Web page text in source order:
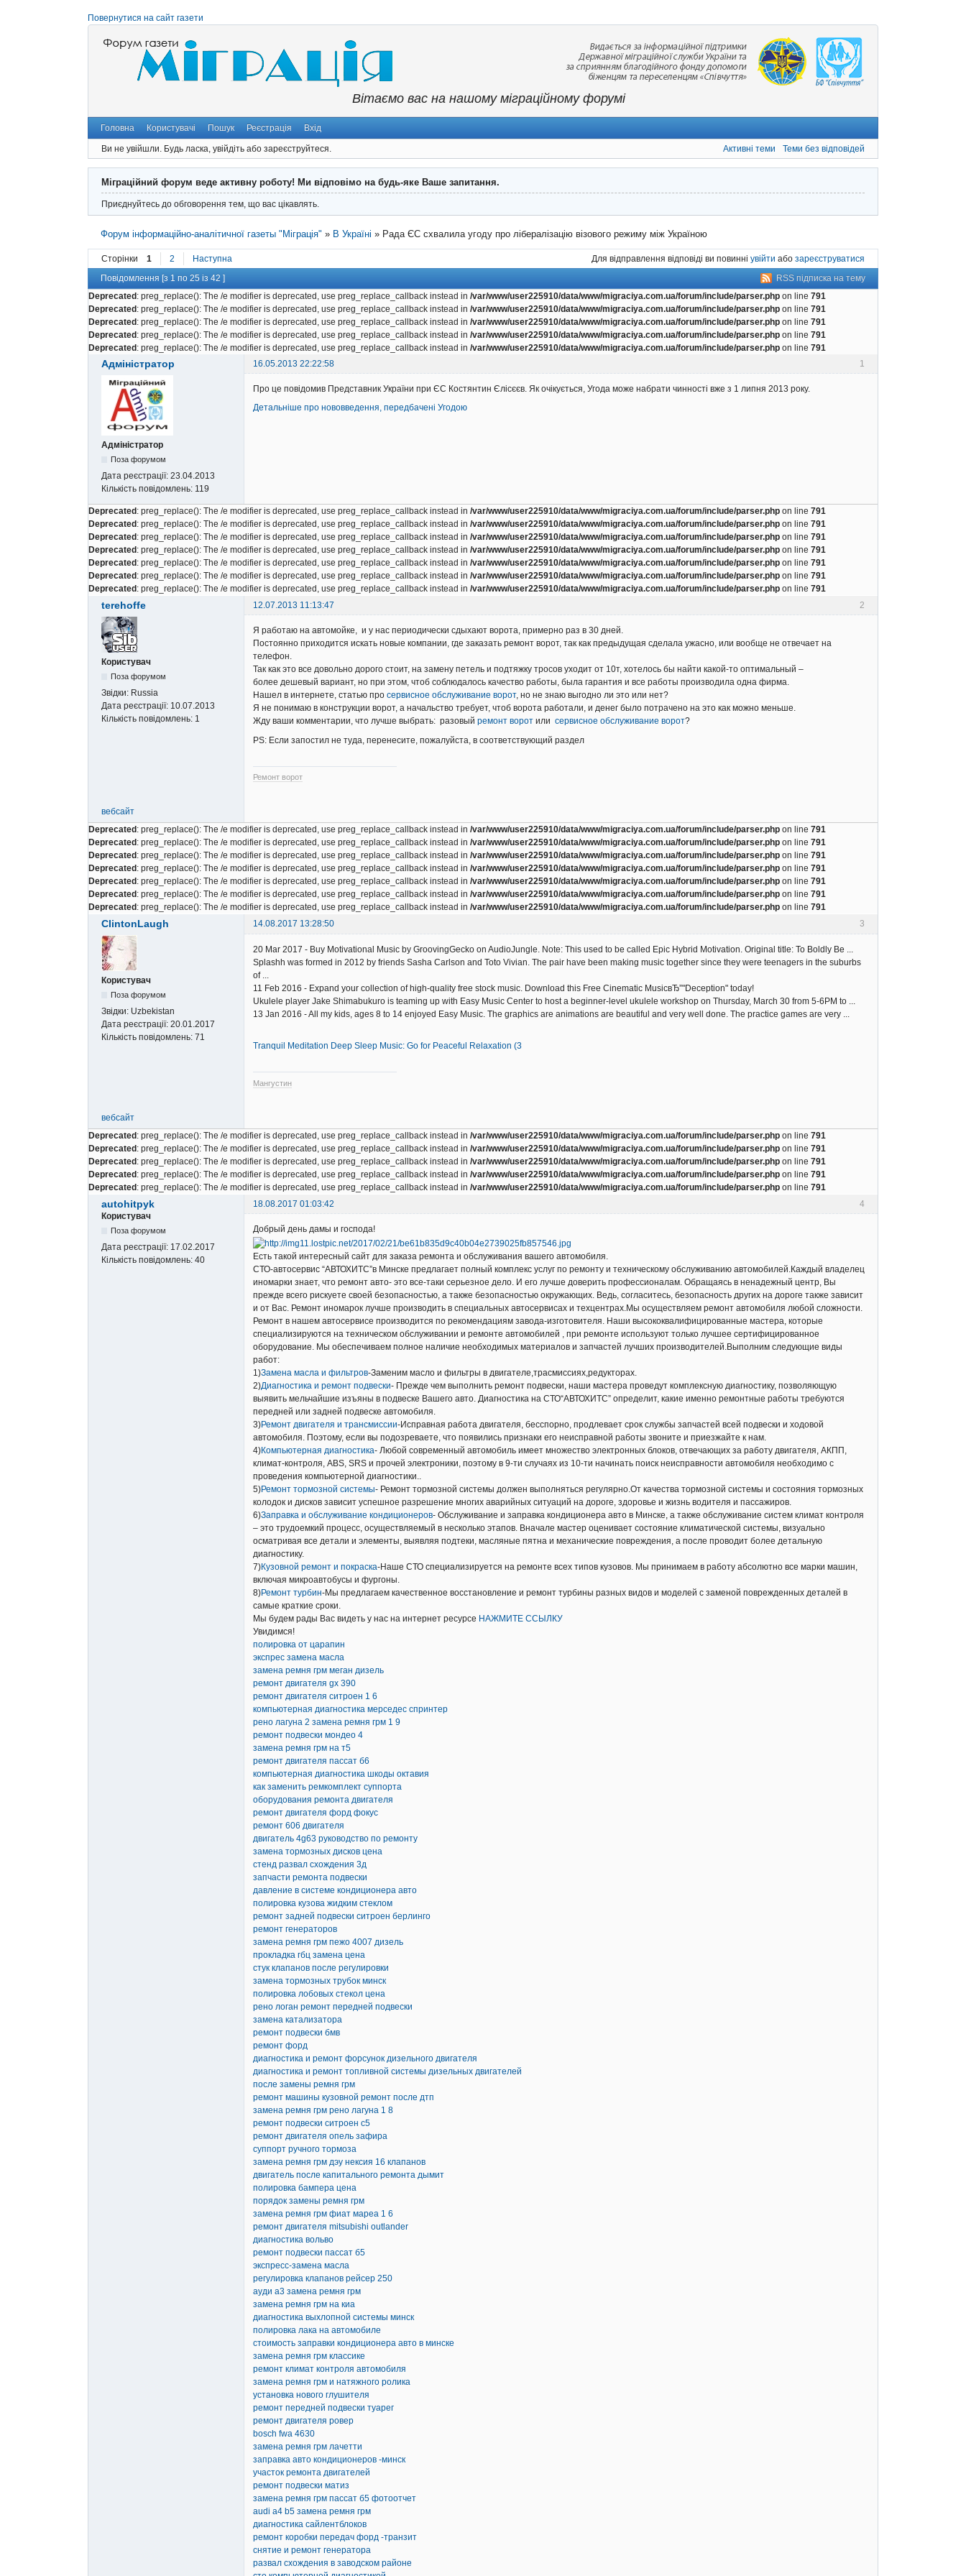
Повернутися на сайт газети
Вітаємо вас на нашому міграційному форумі
Головна Користувачі Пошук Реєстрація Вхід
Ви не увійшли. Будь ласка, увійдіть або зареєструйтеся. Активні теми Теми без відповідей
Міграційний форум веде активну роботу! Ми відповімо на будь-яке Ваше запитання.
Приєднуйтесь до обговорення тем, що вас цікавлять.
Форум інформаційно-аналітичної газеты "Міграція" » В Україні » Рада ЄС схвалила угоду про лібералізацію візового режиму між Україною
Сторінки 1 2 Наступна Для відправлення відповіді ви повинні увійти або зареєструватися
RSS підписка на тему
Повідомлення [з 1 по 25 із 42 ]
Deprecated: preg_replace(): The /e modifier is deprecated, use preg_replace_callback instead in /var/www/user225910/data/www/migraciya.com.ua/forum/include/parser.php on line 791
Deprecated: preg_replace(): The /e modifier is deprecated, use preg_replace_callback instead in /var/www/user225910/data/www/migraciya.com.ua/forum/include/parser.php on line 791
Deprecated: preg_replace(): The /e modifier is deprecated, use preg_replace_callback instead in /var/www/user225910/data/www/migraciya.com.ua/forum/include/parser.php on line 791
Deprecated: preg_replace(): The /e modifier is deprecated, use preg_replace_callback instead in /var/www/user225910/data/www/migraciya.com.ua/forum/include/parser.php on line 791
Deprecated: preg_replace(): The /e modifier is deprecated, use preg_replace_callback instead in /var/www/user225910/data/www/migraciya.com.ua/forum/include/parser.php on line 791
1
Адміністратор 16.05.2013 22:22:58
Адміністратор
Поза форумом
Дата реєстрації: 23.04.2013
Кількість повідомлень: 119
Про це повідомив Представник України при ЄС Костянтин Єлісєєв. Як очікується, Угода може набрати чинності вже з 1 липня 2013 року.
Детальніше про нововведення, передбачені Угодою
Deprecated: preg_replace(): The /e modifier is deprecated, use preg_replace_callback instead in /var/www/user225910/data/www/migraciya.com.ua/forum/include/parser.php on line 791
Deprecated: preg_replace(): The /e modifier is deprecated, use preg_replace_callback instead in /var/www/user225910/data/www/migraciya.com.ua/forum/include/parser.php on line 791
Deprecated: preg_replace(): The /e modifier is deprecated, use preg_replace_callback instead in /var/www/user225910/data/www/migraciya.com.ua/forum/include/parser.php on line 791
Deprecated: preg_replace(): The /e modifier is deprecated, use preg_replace_callback instead in /var/www/user225910/data/www/migraciya.com.ua/forum/include/parser.php on line 791
Deprecated: preg_replace(): The /e modifier is deprecated, use preg_replace_callback instead in /var/www/user225910/data/www/migraciya.com.ua/forum/include/parser.php on line 791
Deprecated: preg_replace(): The /e modifier is deprecated, use preg_replace_callback instead in /var/www/user225910/data/www/migraciya.com.ua/forum/include/parser.php on line 791
Deprecated: preg_replace(): The /e modifier is deprecated, use preg_replace_callback instead in /var/www/user225910/data/www/migraciya.com.ua/forum/include/parser.php on line 791
2
terehoffe 12.07.2013 11:13:47
Користувач
Поза форумом
Звідки: Russia
Дата реєстрації: 10.07.2013
Кількість повідомлень: 1
Я работаю на автомойке, и у нас периодически сдыхают ворота, примерно раз в 30 дней.
Постоянно приходится искать новые компании, где заказать ремонт ворот, так как предыдущая сделала ужасно, или вообще не отвечает на
телефон.
Так как это все довольно дорого стоит, на замену петель и подтяжку тросов уходит от 10т, хотелось бы найти какой-то оптимальный –
более дешевый вариант, но при этом, чтоб соблюдалось качество работы, была гарантия и все работы производила одна фирма.
Нашел в интернете, статью про сервисное обслуживание ворот, но не знаю выгодно ли это или нет?
Я не понимаю в конструкции ворот, а начальство требует, чтоб ворота работали, и денег было потрачено на это как можно меньше.
Жду ваши комментарии, что лучше выбрать: разовый ремонт ворот или сервисное обслуживание ворот?
PS: Если запостил не туда, перенесите, пожалуйста, в соответствующий раздел
Ремонт ворот
вебсайт
Deprecated : preg_replace(): The /e modifier is deprecated, use preg_replace_callback instead in /var/www/user225910/data/www/migraciya.com.ua/forum/include/parser.php on line 791
Deprecated : preg_replace(): The /e modifier is deprecated, use preg_replace_callback instead in /var/www/user225910/data/www/migraciya.com.ua/forum/include/parser.php on line 791
Deprecated : preg_replace(): The /e modifier is deprecated, use preg_replace_callback instead in /var/www/user225910/data/www/migraciya.com.ua/forum/include/parser.php on line 791
Deprecated : preg_replace(): The /e modifier is deprecated, use preg_replace_callback instead in /var/www/user225910/data/www/migraciya.com.ua/forum/include/parser.php on line 791
Deprecated : preg_replace(): The /e modifier is deprecated, use preg_replace_callback instead in /var/www/user225910/data/www/migraciya.com.ua/forum/include/parser.php on line 791
Deprecated : preg_replace(): The /e modifier is deprecated, use preg_replace_callback instead in /var/www/user225910/data/www/migraciya.com.ua/forum/include/parser.php on line 791
Deprecated : preg_replace(): The /e modifier is deprecated, use preg_replace_callback instead in /var/www/user225910/data/www/migraciya.com.ua/forum/include/parser.php on line 791
3
ClintonLaugh 14.08.2017 13:28:50
Користувач
Поза форумом
Звідки: Uzbekistan
Дата реєстрації: 20.01.2017
Кількість повідомлень: 71
20 Mar 2017 - Buy Motivational Music by GroovingGecko on AudioJungle. Note: This used to be called Epic Hybrid Motivation. Original title: To Boldly Be ...
Splashh was formed in 2012 by friends Sasha Carlson and Toto Vivian. The pair have been making music together since they were teenagers in the suburbs
of ...
11 Feb 2016 - Expand your collection of high-quality free stock music. Download this Free Cinematic MusicвЂ”"Deception" today!
Ukulele player Jake Shimabukuro is teaming up with Easy Music Center to host a beginner-level ukulele workshop on Thursday, March 30 from 5-6PM to ...
13 Jan 2016 - All my kids, ages 8 to 14 enjoyed Easy Music. The graphics are animations are beautiful and very well done. The practice games are very ...
Tranquil Meditation Deep Sleep Music: Go for Peaceful Relaxation (3
Мангустин
вебсайт
Deprecated: preg_replace(): The /e modifier is deprecated, use preg_replace_callback instead in /var/www/user225910/data/www/migraciya.com.ua/forum/include/parser.php on line 791
Deprecated: preg_replace(): The /e modifier is deprecated, use preg_replace_callback instead in /var/www/user225910/data/www/migraciya.com.ua/forum/include/parser.php on line 791
Deprecated: preg_replace(): The /e modifier is deprecated, use preg_replace_callback instead in /var/www/user225910/data/www/migraciya.com.ua/forum/include/parser.php on line 791
Deprecated: preg_replace(): The /e modifier is deprecated, use preg_replace_callback instead in /var/www/user225910/data/www/migraciya.com.ua/forum/include/parser.php on line 791
Deprecated: preg_replace(): The /e modifier is deprecated, use preg_replace_callback instead in /var/www/user225910/data/www/migraciya.com.ua/forum/include/parser.php on line 791
4
autohitpyk
18.08.2017 01:03:42
Користувач
Поза форумом
Дата реєстрації: 17.02.2017
Кількість повідомлень: 40
Добрый день дамы и господа!
Есть такой интересный сайт для заказа ремонта и обслуживания вашего автомобиля.
СТО-автосервис “АВТОХИТС”в Минске предлагает полный комплекс услуг по ремонту и техническому обслуживанию автомобилей.Каждый владелец
иномарки знает, что ремонт авто- это все-таки серьезное дело. И его лучше доверить профессионалам. Обращаясь в ненадежный центр, Вы
прежде всего рискуете своей безопасностью, а также безопасностью окружающих. Ведь, согласитесь, безопасность других на дороге также зависит
и от Вас. Ремонт иномарок лучше производить в специальных автосервисах и техцентрах.Мы осуществляем ремонт автомобиля любой сложности.
Ремонт в нашем автосервисе производится по рекомендациям завода-изготовителя. Наши высококвалифицированные мастера, которые
специализируются на техническом обслуживании и ремонте автомобилей , при ремонте используют только лучшее сертифицированное
оборудование. Мы обеспечиваем полное наличие необходимых материалов и запчастей лучших производителей.Выполним следующие виды
работ:
1)Замена масла и фильтров-Заменим масло и фильтры в двигателе,трасмиссиях,редукторах.
2)Диагностика и ремонт подвески- Прежде чем выполнить ремонт подвески, наши мастера проведут комплексную диагностику, позволяющую
выявить мельчайшие изъяны в подвеске Вашего авто. Диагностика на СТО“АВТОХИТС” определит, какие именно ремонтные работы требуются
передней или задней подвеске автомобиля.
3)Ремонт двигателя и трансмиссии-Исправная работа двигателя, бесспорно, продлевает срок службы запчастей всей подвески и ходовой
автомобиля. Поэтому, если вы подозреваете, что появились признаки его неисправной работы звоните и приезжайте к нам.
4)Компьютерная диагностика- Любой современный автомобиль имеет множество электронных блоков, отвечающих за работу двигателя, АКПП,
климат-контроля, ABS, SRS и прочей электроники, поэтому в 9-ти случаях из 10-ти начинать поиск неисправности автомобиля необходимо с
проведения компьютерной диагностики..
5)Ремонт тормозной системы- Ремонт тормозной системы должен выполняться регулярно.От качества тормозной системы и состояния тормозных
колодок и дисков зависит успешное разрешение многих аварийных ситуаций на дороге, здоровье и жизнь водителя и пассажиров.
6)Заправка и обслуживание кондиционеров- Обслуживание и заправка кондиционера авто в Минске, а также обслуживание систем климат контроля
– это трудоемкий процесс, осуществляемый в несколько этапов. Вначале мастер оценивает состояние климатической системы, визуально
осматривая все детали и элементы, выявляя подтеки, масляные пятна и механические повреждения, а после проводит более детальную
диагностику.
7)Кузовной ремонт и покраска-Наше СТО специализируется на ремонте всех типов кузовов. Мы принимаем в работу абсолютно все марки машин,
включая микроавтобусы и фургоны.
8)Ремонт турбин-Мы предлагаем качественное восстановление и ремонт турбины разных видов и моделей с заменой поврежденных деталей в
самые краткие сроки.
Мы будем рады Вас видеть у нас на интернет ресурсе НАЖМИТЕ ССЫЛКУ
Увидимся!
полировка от царапин
экспрес замена масла
замена ремня грм меган дизель
ремонт двигателя gx 390
ремонт двигателя ситроен 1 6
компьютерная диагностика мерседес спринтер
рено лагуна 2 замена ремня грм 1 9
ремонт подвески мондео 4
замена ремня грм на т5
ремонт двигателя пассат б6
компьютерная диагностика шкоды октавия
как заменить ремкомплект суппорта
оборудования ремонта двигателя
ремонт двигателя форд фокус
ремонт 606 двигателя
двигатель 4g63 руководство по ремонту
замена тормозных дисков цена
стенд развал схождения 3д
запчасти ремонта подвески
давление в системе кондиционера авто
полировка кузова жидким стеклом
ремонт задней подвески ситроен берлинго
ремонт генераторов
замена ремня грм пежо 4007 дизель
прокладка гбц замена цена
стук клапанов после регулировки
замена тормозных трубок минск
полировка лобовых стекол цена
рено логан ремонт передней подвески
замена катализатора
ремонт подвески бмв
ремонт форд
диагностика и ремонт форсунок дизельного двигателя
диагностика и ремонт топливной системы дизельных двигателей
после замены ремня грм
ремонт машины кузовной ремонт после дтп
замена ремня грм рено лагуна 1 8
ремонт подвески ситроен с5
ремонт двигателя опель зафира
суппорт ручного тормоза
замена ремня грм дэу нексия 16 клапанов
двигатель после капитального ремонта дымит
полировка бампера цена
порядок замены ремня грм
замена ремня грм фиат мареа 1 6
ремонт двигателя mitsubishi outlander
диагностика вольво
ремонт подвески пассат б5
экспресс-замена масла
регулировка клапанов рейсер 250
ауди а3 замена ремня грм
замена ремня грм на киа
диагностика выхлопной системы минск
полировка лака на автомобиле
стоимость заправки кондиционера авто в минске
замена ремня грм классике
ремонт климат контроля автомобиля
замена ремня грм и натяжного ролика
установка нового глушителя
ремонт передней подвески туарег
ремонт двигателя ровер
bosch fwa 4630
замена ремня грм лачетти
заправка авто кондиционеров -минск
участок ремонта двигателей
ремонт подвески матиз
замена ремня грм пассат б5 фотоотчет
audi a4 b5 замена ремня грм
диагностика сайлентблоков
ремонт коробки передач форд -транзит
снятие и ремонт генератора
развал схождения в заводском районе